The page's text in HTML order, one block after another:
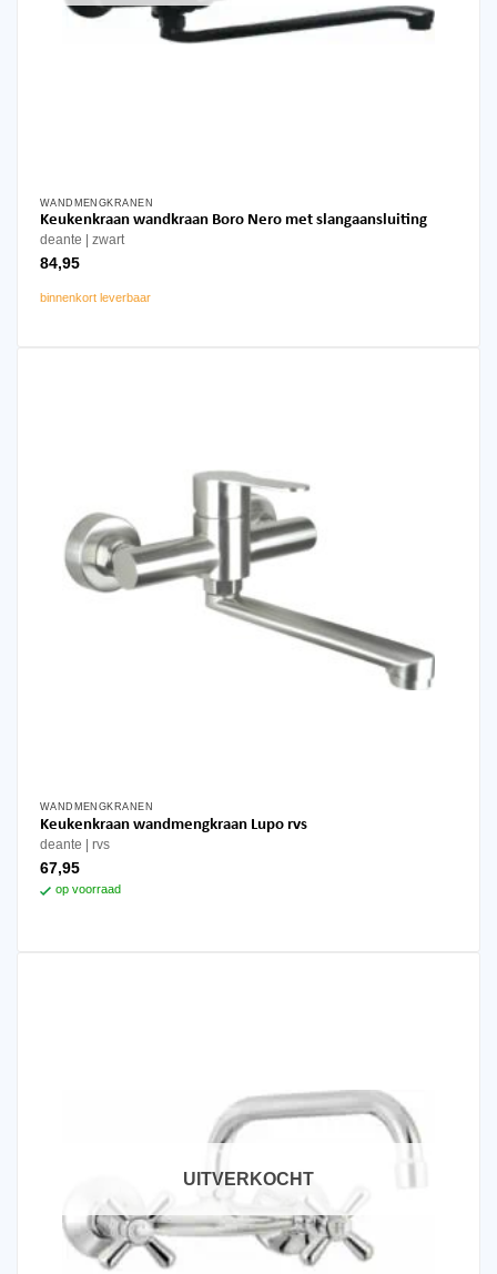
WANDMENGKRANEN
Keukenkraan wandkraan Boro Nero met slangaansluiting
deante zwart
84,95
binnenkort leverbaar
WANDMENGKRANEN
Keukenkraan wandmengkraan Lupo rvs
deante rvs
67,95
op voorraad
UITVERKOCHT